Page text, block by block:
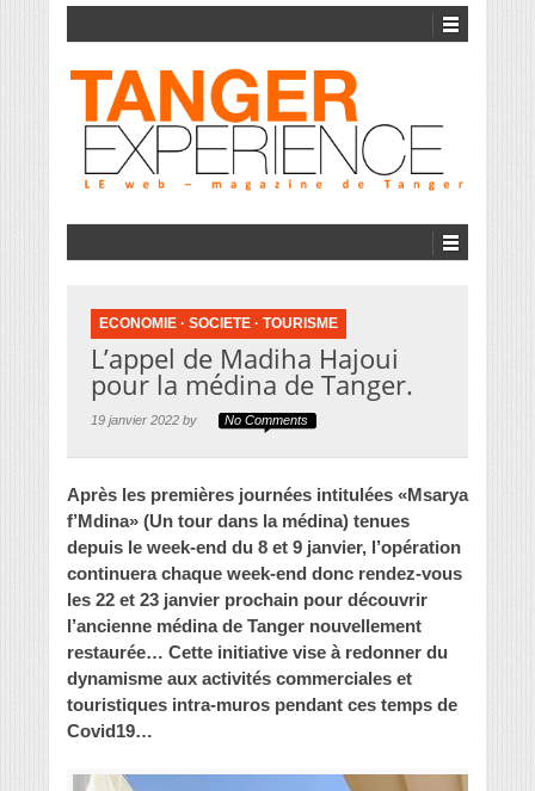
ECONOMIE · SOCIETE · TOURISME
L’appel de Madiha Hajoui
pour la médina de Tanger.
19 janvier 2022 by No Comments
Après les premières journées intitulées «Msarya
f’Mdina» (Un tour dans la médina) tenues
depuis le week-end du 8 et 9 janvier, l’opération
continuera chaque week-end donc rendez-vous
les 22 et 23 janvier prochain pour découvrir
l’ancienne médina de Tanger nouvellement
restaurée… Cette initiative vise à redonner du
dynamisme aux activités commerciales et
touristiques intra-muros pendant ces temps de
Covid19…